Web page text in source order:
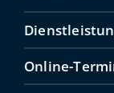
Online-